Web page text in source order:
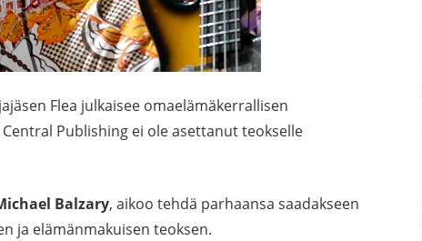
Flea julkaisee omaelämäkerrallisen
Publishing ei ole asettanut teokselle
Balzary, aikoo tehdä parhaansa saadakseen
ja elämänmakuisen teoksen.